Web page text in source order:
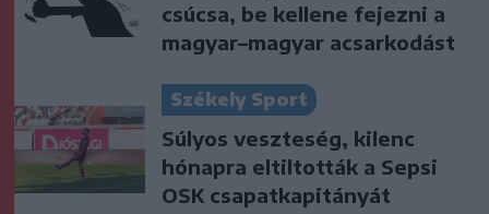
csúcsa, be kellene fejezni a
magyar–magyar acsarkodást
Székely Sport
Súlyos veszteség, kilenc
hónapra eltiltották a Sepsi
OSK csapatkapitányát